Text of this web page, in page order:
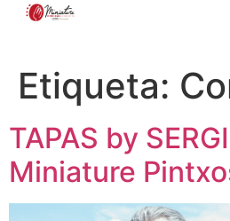
Etiqueta:
TAPAS by
Miniature